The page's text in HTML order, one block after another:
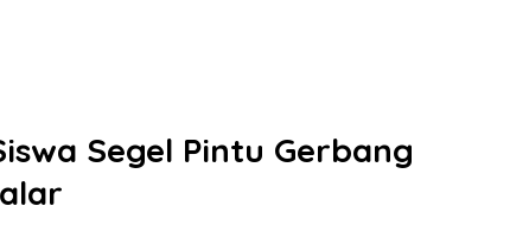
Segel Pintu Gerbang